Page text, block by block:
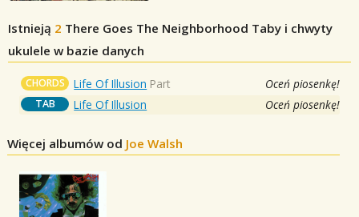
Istnieją 2 There Goes The Neighborhood Taby i chwyty
ukulele w bazie danych
CHORDS Life Of Illusion Part Oceń piosenkę!
TAB Life Of Illusion Oceń piosenkę!
Więcej albumów od Joe Walsh